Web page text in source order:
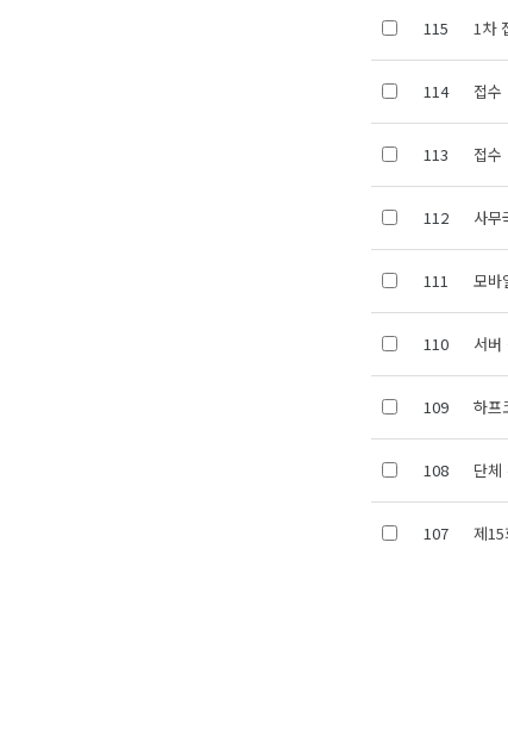
115 1차
114 접수
113 접수
112 사무
111 모바
110 서버
109 하프
108 단체
107 제